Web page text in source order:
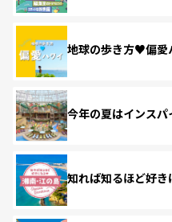
地球の歩き方♥偏愛
今年の夏はインスパ
知れば知るほど好